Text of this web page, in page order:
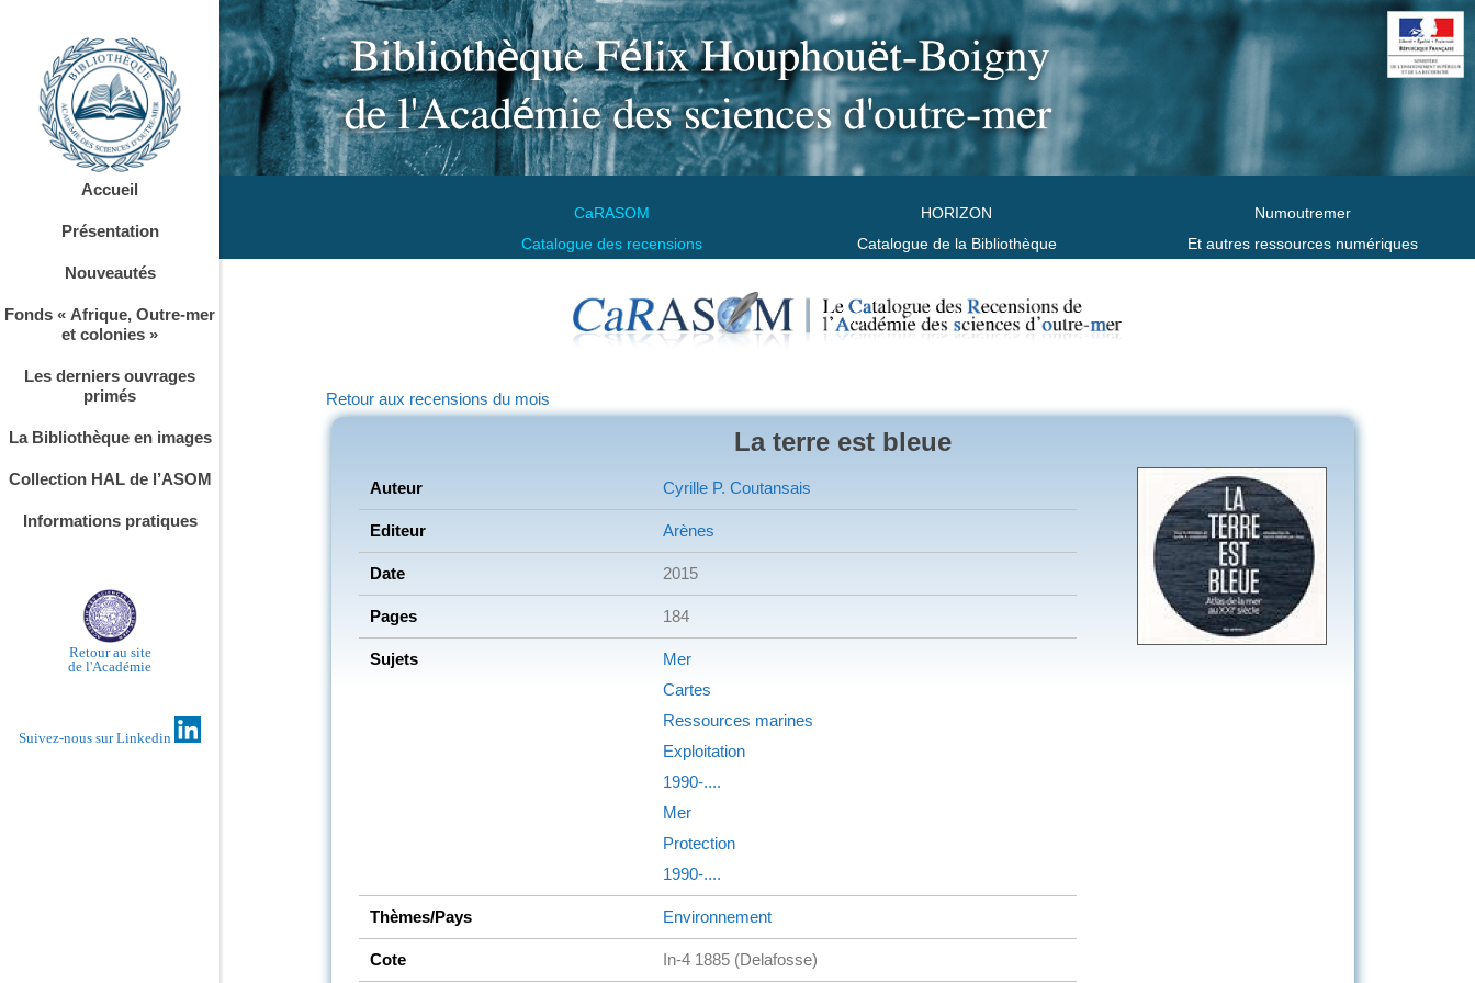
CaRASOM
Catalogue des recensions
HORIZON
Catalogue de la Bibliothèque
Numoutremer
Et autres ressources numériques
Accueil
Présentation
Nouveautés
Fonds « Afrique, Outre-mer
et colonies »
Les derniers ouvrages
primés
La Bibliothèque en images
Collection HAL de l’ASOM
Informations pratiques
Retour au site
de l'Académie
Suivez-nous sur Linkedin
Retour aux recensions du mois
La terre est bleue
Auteur Cyrille P. Coutansais
Editeur Arènes
Date 2015
Pages 184
Sujets
Mer
Cartes
Ressources marines
Exploitation
1990-....
Mer
Protection
1990-....
Thèmes/Pays Environnement
Cote In-4 1885 (Delafosse)